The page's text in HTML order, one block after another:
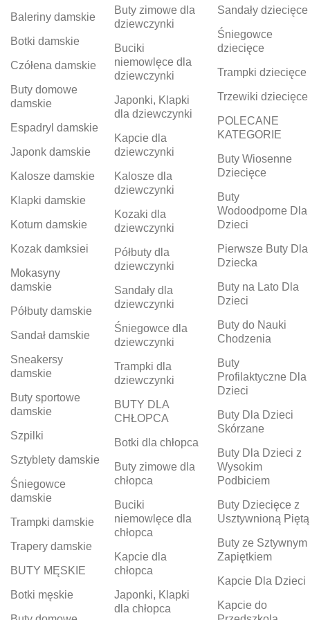
Baleriny damskie
Botki damskie
Czółena damskie
Buty domowe
damskie
Espadryl damskie
Japonk damskie
Kalosze damskie
Klapki damskie
Koturn damskie
Kozak damksiei
Mokasyny
damskie
Półbuty damskie
Sandał damskie
Sneakersy
damskie
Buty sportowe
damskie
Szpilki
Sztyblety damskie
Śniegowce
damskie
Trampki damskie
Trapery damskie
BUTY MĘSKIE
Botki męskie
Buty zimowe dla
dziewczynki
Buciki
niemowlęce dla
dziewczynki
Japonki, Klapki
dla dziewczynki
Kapcie dla
dziewczynki
Kalosze dla
dziewczynki
Kozaki dla
dziewczynki
Półbuty dla
dziewczynki
Sandały dla
dziewczynki
Śniegowce dla
dziewczynki
Trampki dla
dziewczynki
BUTY DLA
CHŁOPCA
Botki dla chłopca
Buty zimowe dla
chłopca
Buciki
niemowlęce dla
chłopca
Kapcie dla
chłopca
Japonki, Klapki
dla chłopca
Sandały dziecięce
Śniegowce
dziecięce
Trampki dziecięce
Trzewiki dziecięce
POLECANE
KATEGORIE
Buty Wiosenne
Dziecięce
Buty
Wodoodporne Dla
Dzieci
Pierwsze Buty Dla
Dziecka
Buty na Lato Dla
Dzieci
Buty do Nauki
Chodzenia
Buty
Profilaktyczne Dla
Dzieci
Buty Dla Dzieci
Skórzane
Buty Dla Dzieci z
Wysokim
Podbiciem
Buty Dziecięce z
Usztywnioną Piętą
Buty ze Sztywnym
Zapiętkiem
Kapcie Dla Dzieci
Kapcie do